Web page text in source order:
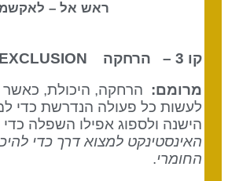
ראש אל – לאקשמי
קו 3 – הרחקה
EXCLUSION
מרומם:הרחקה, היכולת, כאשר
לעשות כל פעולה הנדרשת כדי
הישנה ולספוג אפילו השפלה
האינסטינקט למצוא דרך כדי
החומרי.